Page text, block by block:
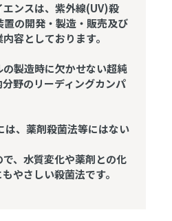
ンスは、紫外線(UV)殺
の開発・製造・販売及び
容としております。
製造時に欠かせない超純
野のリーディングカンパ
、薬剤殺菌法等にはない
、水質変化や薬剤との化
やさしい殺菌法です。